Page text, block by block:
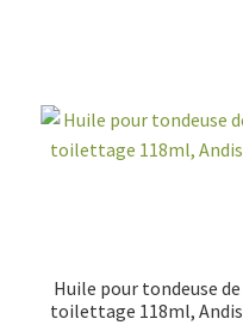
Huile pour tondeuse de
toilettage 118ml, Andis